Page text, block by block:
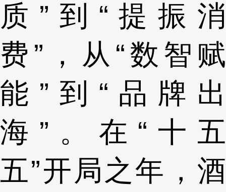
质”到“提振消
费”，从“数智赋
能”到“品牌出
海”。在“十五
五”开局之年，酒